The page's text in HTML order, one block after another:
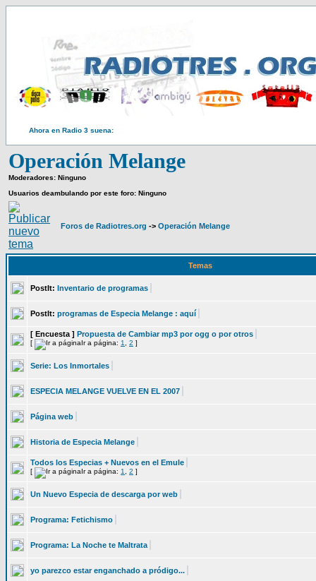
Ahora en Radio 3 suena:
Operación Melange
Moderadores: Ninguno
Usuarios deambulando por este foro: Ninguno
Foros de Radiotres.org -> Operación Melange
Temas
PostIt: Inventario de programas
PostIt: programas de Especia Melange : aquí
[ Encuesta ] Propuesta de Cambiar mp3 por ogg o por otros
[ Ir a página: 1 2 ]
Serie: Los Inmortales
ESPECIA MELANGE VUELVE EN EL 2007
Página web
Historia de Especia Melange
Todos los Especias + Nuevos en el Emule
[ Ir a página: 1 2 ]
Un Nuevo Especia de descarga por web
Programa: Fetichismo
Programa: La Noche te Maltrata
yo parezco estar enganchado a pródigo...